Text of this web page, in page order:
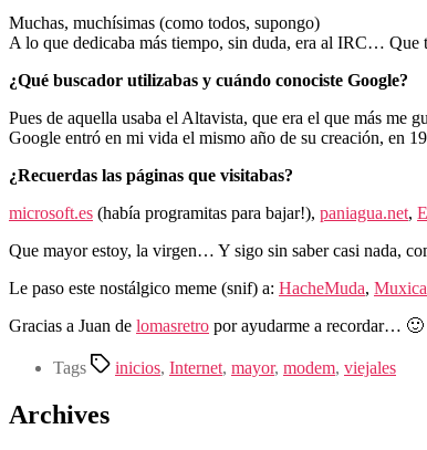
Muchas, muchísimas (como todos, supongo)
A lo que dedicaba más tiempo, sin duda, era al IRC…
¿Qué buscador utilizabas y cuándo conociste Google?
Pues de aquella usaba el Altavista, que era el que más me
Google entró en mi vida el mismo año de su creación, en
¿Recuerdas las páginas que visitabas?
microsoft.es (había programitas para bajar!), paniagua.net,
Que mayor estoy, la virgen… Y sigo sin saber casi nada,
Le paso este nostálgico meme (snif) a: HacheMuda,
Gracias a Juan de lomasretro por ayudarme a recordar… 🙂
Tags inicios, Internet, mayor, modem, viejales
Archives